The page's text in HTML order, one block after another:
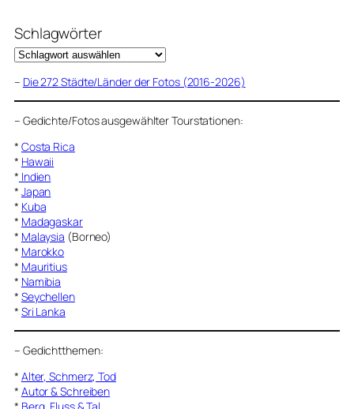
Schlagwörter
– Die 272 Städte/Länder der Fotos (2016-2026)
– Gedichte/Fotos ausgewählter Tourstationen:
* Costa Rica
* Hawaii
* Indien
* Japan
* Kuba
* Madagaskar
* Malaysia (Borneo)
* Marokko
* Mauritius
* Namibia
* Seychellen
* Sri Lanka
– Gedichtthemen:
* Alter, Schmerz, Tod
* Autor & Schreiben